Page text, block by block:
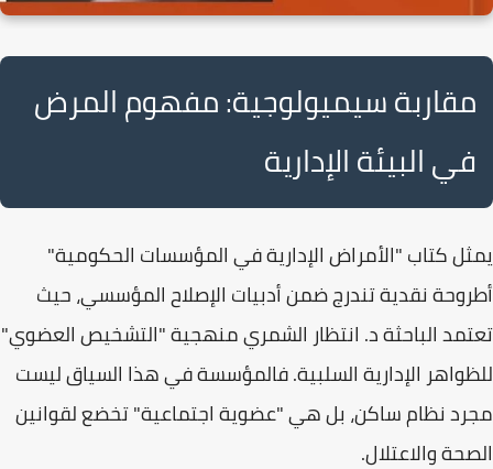
مقاربة سيميولوجية: مفهوم المرض
في البيئة الإدارية
يمثل كتاب"الأمراض الإدارية في المؤسسات الحكومية"
أطروحة نقدية تندرج ضمن أدبيات الإصلاح المؤسسي، حيث
تعتمد الباحثةد. انتظار الشمريمنهجية "التشخيص العضوي"
للظواهر الإدارية السلبية. فالمؤسسة في هذا السياق ليست
مجرد نظام ساكن، بل هي "عضوية اجتماعية" تخضع لقوانين
الصحة والاعتلال.